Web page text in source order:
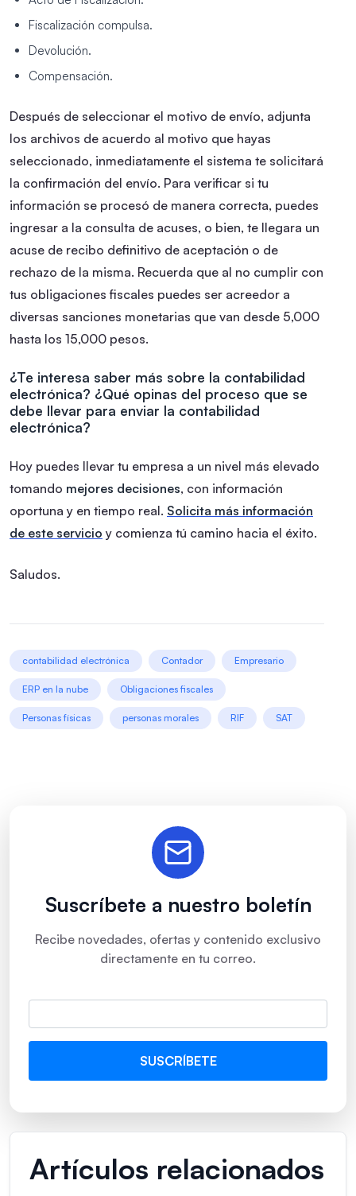
Fiscalización compulsa.
Devolución.
Compensación.
Después de seleccionar el motivo de envío, adjunta
los archivos de acuerdo al motivo que hayas
seleccionado, inmediatamente el sistema te solicitará
la confirmación del envío. Para verificar si tu
información se procesó de manera correcta, puedes
ingresar a la consulta de acuses, o bien, te llegara un
acuse de recibo definitivo de aceptación o de
rechazo de la misma. Recuerda que al no cumplir con
tus obligaciones fiscales puedes ser acreedor a
diversas sanciones monetarias que van desde 5,000
hasta los 15,000 pesos.
¿Te interesa saber más sobre la contabilidad
electrónica? ¿Qué opinas del proceso que se
debe llevar para enviar la contabilidad
electrónica?
Hoy puedes llevar tu empresa a un nivel más elevado
tomando mejores decisiones, con información
oportuna y en tiempo real. Solicita más información
de este servicio y comienza tú camino hacia el éxito.
Saludos.
contabilidad electrónica Contador Empresario
ERP en la nube Obligaciones fiscales
Personas físicas personas morales RIF SAT
Suscríbete a nuestro boletín
Recibe novedades, ofertas y contenido exclusivo
directamente en tu correo.
Artículos relacionados